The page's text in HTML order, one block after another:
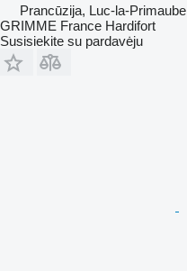
Prancūzija, Luc-la-Primaube
GRIMME France Hardifort
Susisiekite su pardavėju